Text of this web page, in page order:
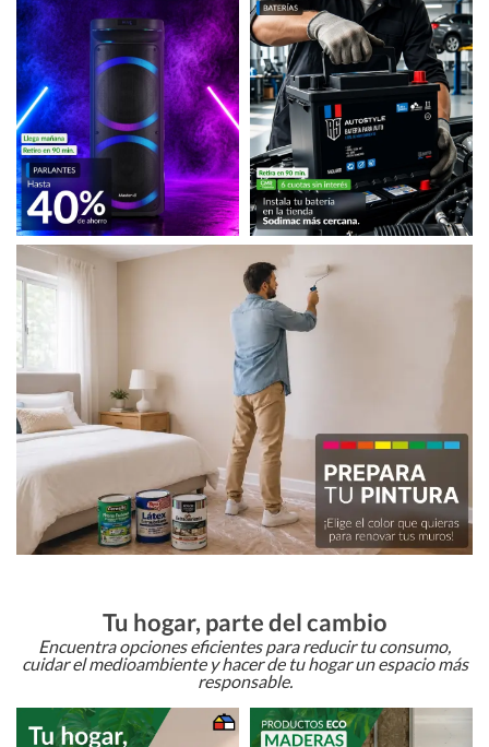
Tu hogar, parte del cambio
Encuentra opciones eficientes para reducir tu consumo,
cuidar el medioambiente y hacer de tu hogar un espacio más
responsable.